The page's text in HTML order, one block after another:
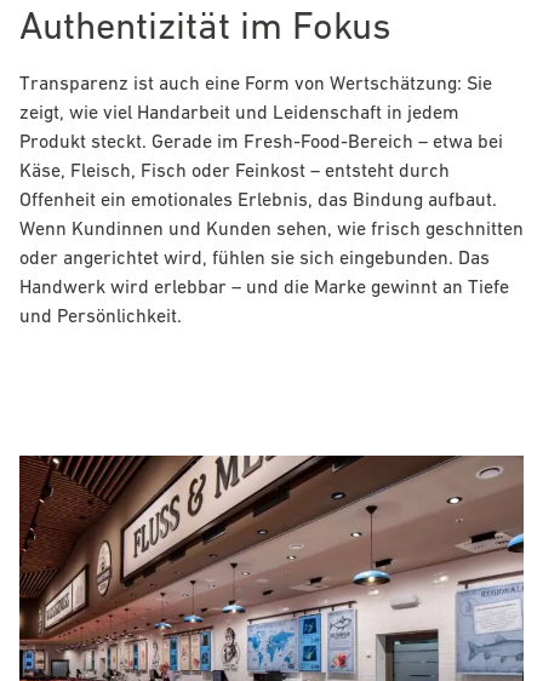
Authentizität im Fokus
Transparenz ist auch eine Form von Wertschätzung: Sie
zeigt, wie viel Handarbeit und Leidenschaft in jedem
Produkt steckt. Gerade im Fresh-Food-Bereich – etwa bei
Käse, Fleisch, Fisch oder Feinkost – entsteht durch
Offenheit ein emotionales Erlebnis, das Bindung aufbaut.
Wenn Kundinnen und Kunden sehen, wie frisch geschnitten
oder angerichtet wird, fühlen sie sich eingebunden. Das
Handwerk wird erlebbar – und die Marke gewinnt an Tiefe
und Persönlichkeit.